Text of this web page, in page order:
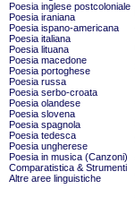
Poesia inglese postcoloniale
Poesia iraniana
Poesia ispano-americana
Poesia italiana
Poesia lituana
Poesia macedone
Poesia portoghese
Poesia russa
Poesia serbo-croata
Poesia olandese
Poesia slovena
Poesia spagnola
Poesia tedesca
Poesia ungherese
Poesia in musica (Canzoni)
Comparatistica & Strumenti
Altre aree linguistiche